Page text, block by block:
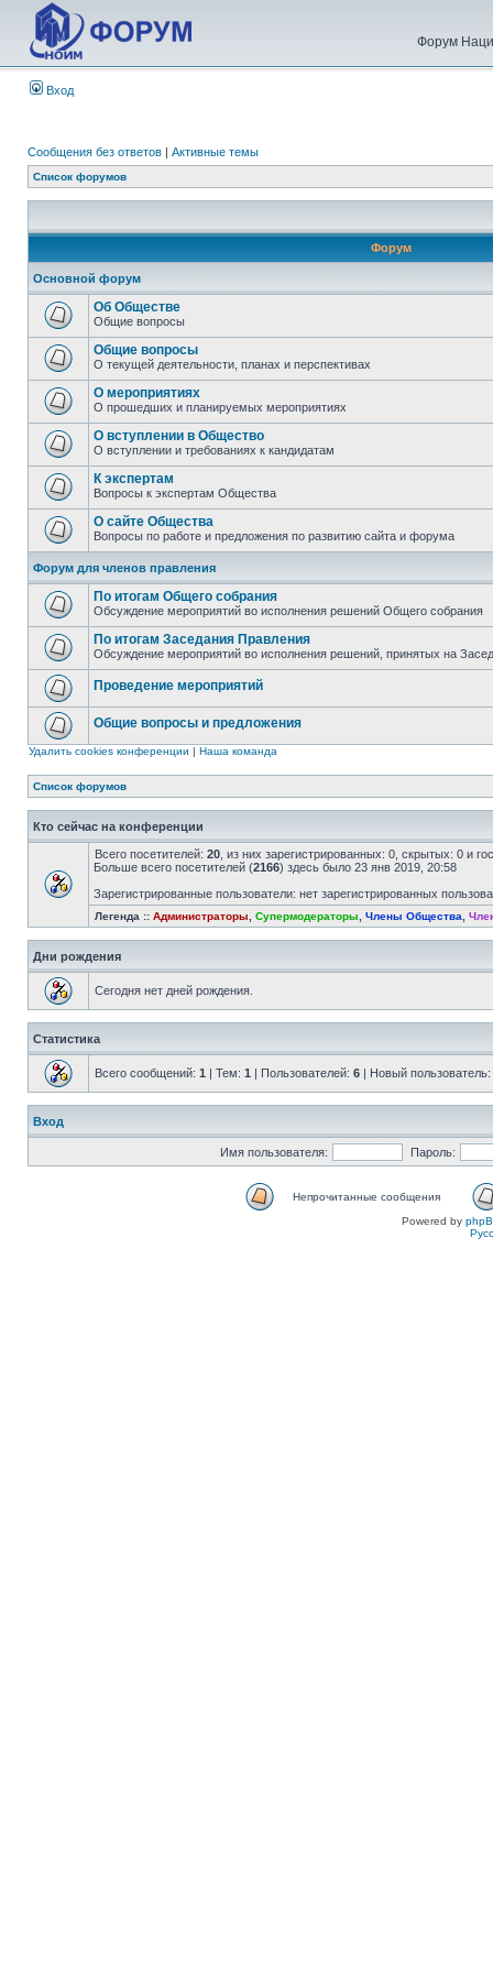
Форум
Вход
Сообщения без ответов | Активные темы
Список форумов
Форум
Основной форум
Об Обществе
Общие вопросы
Общие вопросы
О текущей деятельности, планах и перспективах
О мероприятиях
О прошедших и планируемых мероприятиях
О вступлении в Общество
О вступлении и требованиях к кандидатам
К экспертам
Вопросы к экспертам Общества
О сайте Общества
Вопросы по работе и предложения по развитию сайта и форума
Форум для членов правления
По итогам Общего собрания
Обсуждение мероприятий во исполнения решений Общего собрания
По итогам Заседания Правления
Обсуждение мероприятий во исполнения решений, принятых на
Проведение мероприятий
Общие вопросы и предложения
Удалить cookies конференции | Наша команда
Список форумов
Кто сейчас на конференции
Всего посетителей: 20 , из них зарегистрированных: 0, скрытых: 0 и
Больше всего посетителей (2166) здесь было 23 янв 2019, 20:58
Зарегистрированные пользователи: нет зарегистрированных
Легенда :: Администраторы Супермодераторы Члены Общества
Дни рождения
Сегодня нет дней рождения.
Статистика
Всего сообщений: 1 | Тем: 1 | Пользователей: 6 | Новый пользователь:
Вход
Имя пользователя: Пароль:
Непрочитанные сообщения
Powered by